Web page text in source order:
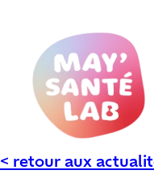
contenu
< retour aux